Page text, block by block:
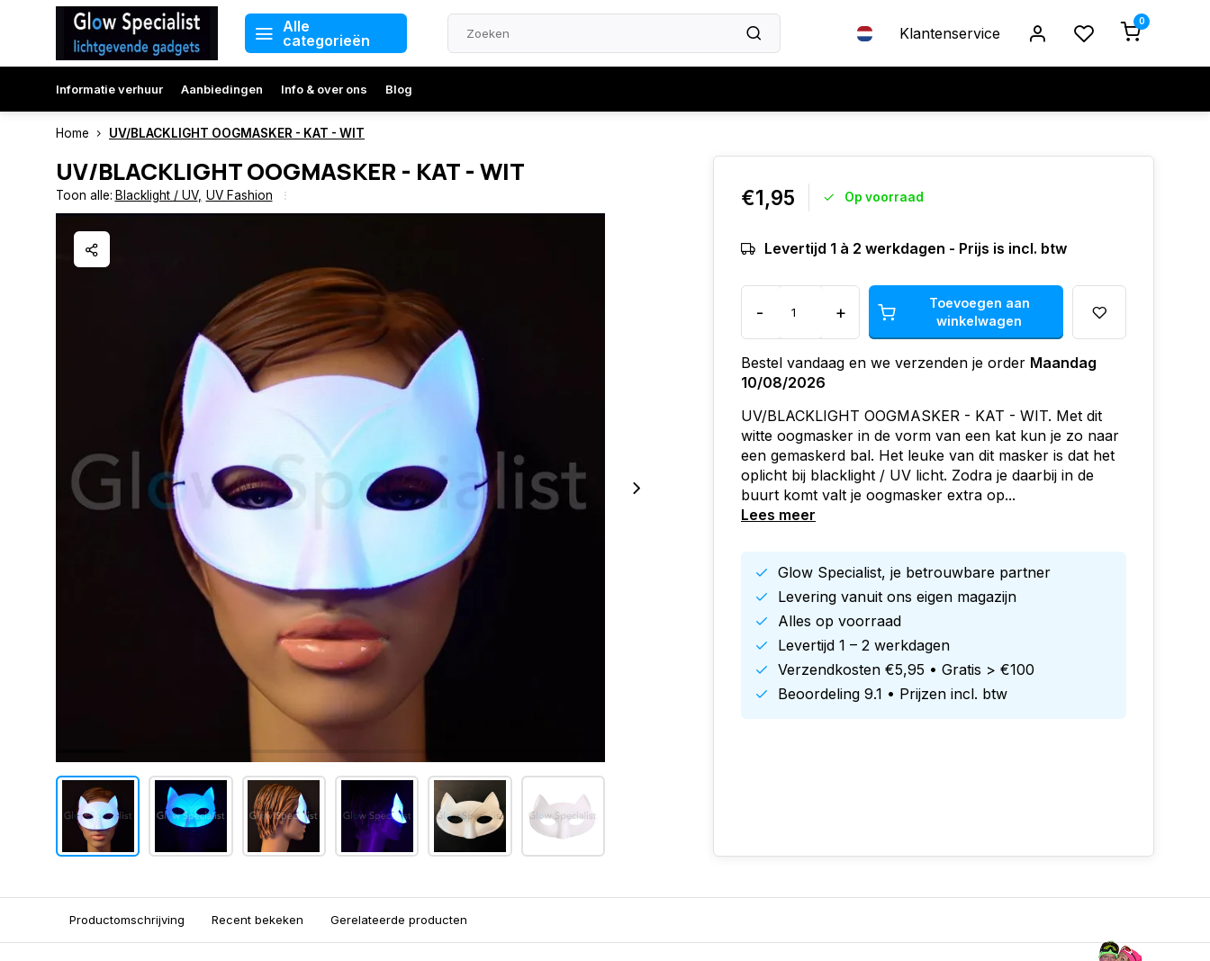
Alle
categorieën
Klantenservice
0
Informatie verhuur Aanbiedingen Info & over ons Blog
Home UV/BLACKLIGHT OOGMASKER - KAT - WIT
UV/BLACKLIGHT OOGMASKER - KAT - WIT
Toon alle: Blacklight / UV, UV Fashion €1,95 Op voorraad
Levertijd 1 à 2 werkdagen - Prijs is incl. btw
- +
Toevoegen aan
winkelwagen
Bestel vandaag en we verzenden je order Maandag
10/08/2026
UV/BLACKLIGHT OOGMASKER - KAT - WIT. Met dit
witte oogmasker in de vorm van een kat kun je zo naar
een gemaskerd bal. Het leuke van dit masker is dat het
oplicht bij blacklight / UV licht. Zodra je daarbij in de
buurt komt valt je oogmasker extra op...
Lees meer
Glow Specialist, je betrouwbare partner
Levering vanuit ons eigen magazijn
Alles op voorraad
Levertijd 1 – 2 werkdagen
Verzendkosten €5,95 • Gratis > €100
Beoordeling 9.1 • Prijzen incl. btw
Productomschrijving Recent bekeken Gerelateerde producten